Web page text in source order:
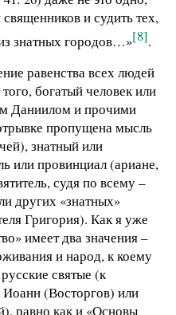
и судить тех,
знатных городов…»[8].
равенства всех людей
богатый человек или
Даниилом и прочими
пропущена мысль
знатный или
или провинциал (ариане,
судя по всему –
других «знатных»
Григория). Как я уже
имеет два значения –
и народ, к коему
святые (к
(Восторгов) или
равно как и «Основы